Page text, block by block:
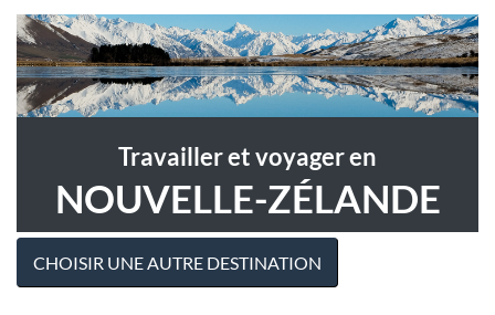
Travailler et voyager en
NOUVELLE-ZÉLANDE
CHOISIR UNE AUTRE DESTINATION